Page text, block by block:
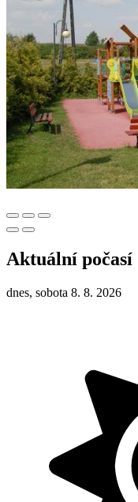
Aktuální počasí
dnes, sobota 8. 8. 2026